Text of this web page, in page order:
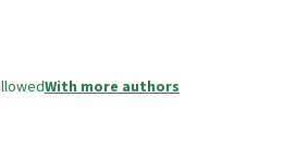
With more authors